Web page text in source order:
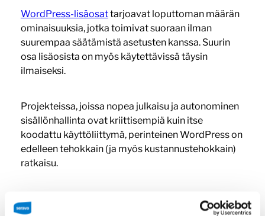
WordPress-lisäosattarjoavat loputtoman määrän
ominaisuuksia, jotka toimivat suoraan ilman
suurempaa säätämistä asetusten kanssa. Suurin
osa lisäosista on myös käytettävissä täysin
ilmaiseksi.
Projekteissa, joissa nopea julkaisu ja autonominen
sisällönhallinta ovat kriittisempiä kuin itse
koodattu käyttöliittymä, perinteinen WordPress on
edelleen tehokkain (ja myös kustannustehokkain)
ratkaisu.
Eikö headless ole